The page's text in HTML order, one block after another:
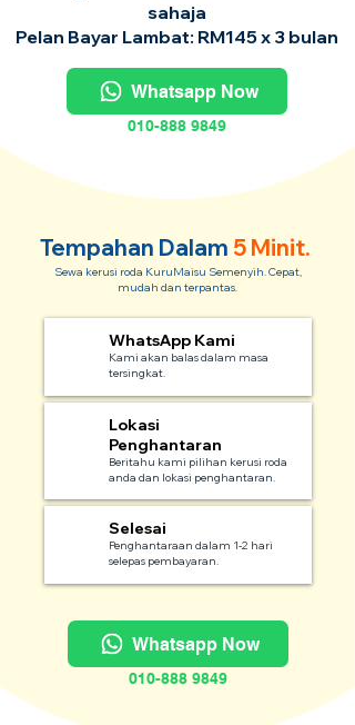
sahaja
Pelan Bayar Lambat: RM145 x 3 bulan
Whatsapp Now
010-888 9849
Tempahan Dalam 5 Minit.
Sewa kerusi roda KuruMaisu Semenyih. Cepat,
mudah dan terpantas.
WhatsApp Kami
Kami akan balas dalam masa
tersingkat.
Lokasi
Penghantaran
Beritahu kami pilihan kerusi roda
anda dan lokasi penghantaran.
Selesai
Penghantaraan dalam 1-2 hari
selepas pembayaran.
Whatsapp Now
010-888 9849